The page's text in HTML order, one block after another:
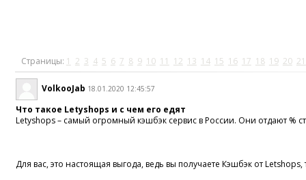
Страницы: 1 2 3 4 5 6 7 8 9 10 11 12 13 14 15 16 17 18 19 20 21
VolkooJab 18.01.2020 12:45:57
Что такое Letyshops и с чем его едят
Letyshops – самый огромный кэшбэк сервис в России. Они отдают %
Для вас, это настоящая выгода, ведь вы получаете Кэшбэк от